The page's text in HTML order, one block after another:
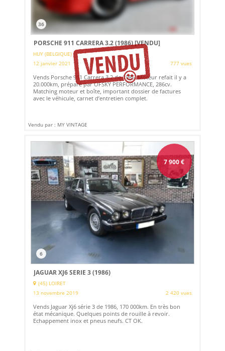
36
PORSCHE 911 CARRERA 3.2 (1986)[VENDU]
HUY (BELGIQUE)
12 janvier 2021
777 vues
Vends Porsche 911 Carrera 3.2 de 1986. Moteur refait il y a
20.000km, préparé par OFSKY PERFORMANCE, 286cv.
Matching moteur et boîte, important dossier de factures
avec le véhicule, carnet d’entretien complet.
Vendu par : MY VINTAGE
7 900€
6
JAGUAR XJ6 SERIE 3 (1986)
(45) LOIRET
13 novembre 2019
2 420 vues
Vends Jaguar Xj6 série 3 de 1986, 170 000km. En très bon
état mécanique. Quelques points de rouille à revoir.
Echappement inox et pneus neufs. CT OK.